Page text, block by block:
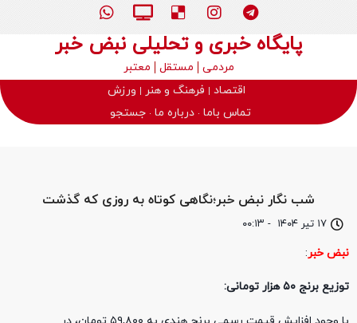
پایگاه خبری و تحلیلی نبض خبر
مردمی مستقل
معتبر
اقتصاد
فرهنگ و هنر
ورزش
تماس باما درباره ما جستجو
۱۷ تیر ۱۴۰۴ - ۰۰:۱۳
شب نگار نبض خبر؛نگاهی کوتاه به روزی که گذشت
نبض خبر:
توزیع برنج ۵۰ هزار تومانی: